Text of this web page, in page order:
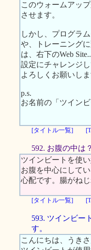
このウォームアッ
させます。
しかし、プログラ
や、トレーニング
は、右下のWeb
設定にチャレンジし
よろしくお願いしま
p.s.
お名前の「ツイン
[タイトル一覧]
592. お腹の中は？
ツインビートを使
お腹を中心にして
心配です。腸がね
[タイトル一覧]
593. ツインビー
す。
こんにちは、うきさ